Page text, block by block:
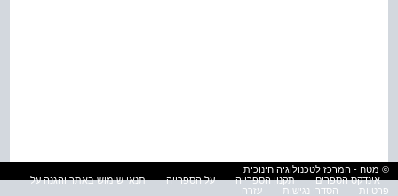
© מטח - המרכז לטכנולוגיה חינוכית
אינדקס הספרים
תקנון הספרייה על הספרייה
תנאי שימוש באתר והגנה על
פרטיות
הסדרי נגישות עזרה